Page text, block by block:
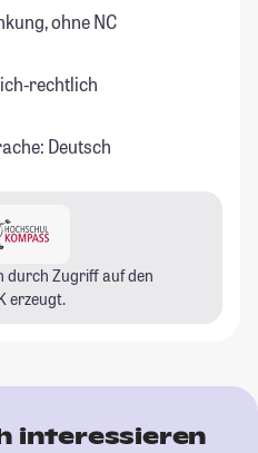
ohne NC
rechtlich
Deutsch
durch Zugriff auf den
erzeugt.
interessieren